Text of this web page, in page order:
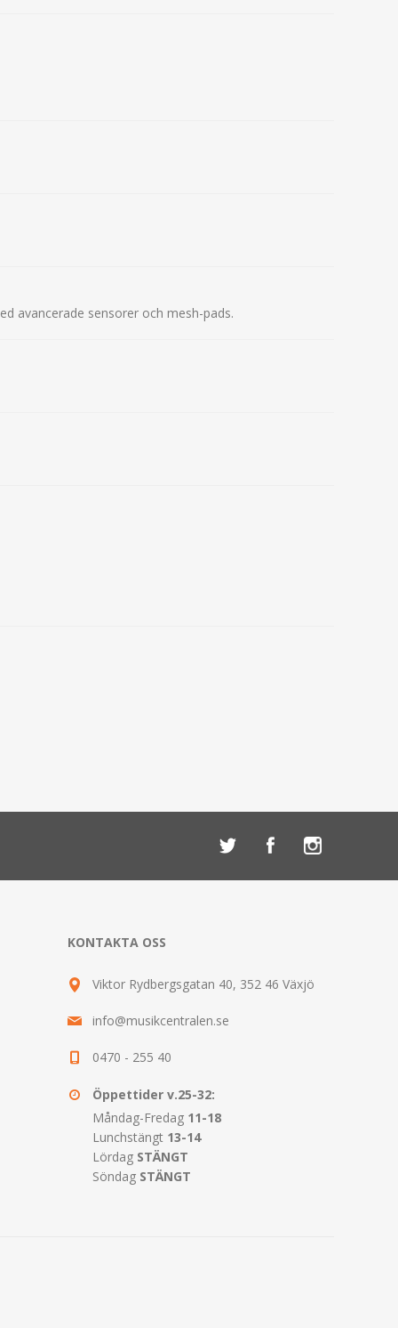
avancerade sensorer och mesh-pads.
KONTAKTA OSS
Viktor Rydbergsgatan 40, 352 46 Växjö
info@musikcentralen.se
0470 - 255 40
Öppettider v.25-32:
Måndag-Fredag 11-18
Lunchstängt 13-14
Lördag STÄNGT
Söndag STÄNGT